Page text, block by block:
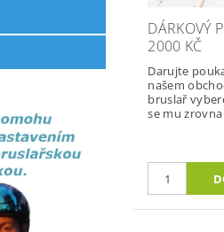
DÁRKOVÝ
2000 KČ
Darujte
našem
bruslař
se mu